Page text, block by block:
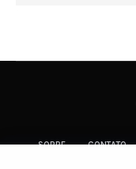
SOBRE CONTATO